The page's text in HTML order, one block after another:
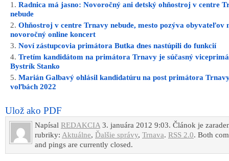
Radnica má jasno: Novoročný ani detský ohňostroj v centre
nebude
Ohňostroj v centre Trnavy nebude, mesto pozýva obyvateľov
novoročný online koncert
Noví zástupcovia primátora Butka dnes nastúpili do funkcií
Tretím kandidátom na primátora Trnavy je súčasný
Bystrík Stanko
Marián Galbavý ohlásil kandidatúru na post primátora
voľbách 2022
Ulož ako PDF
Napísal REDAKCIA3. januára 2012 9:03. Článok je
rubriky: Aktuálne, Ďalšie správy, Trnava. RSS 2.0. Both
and pings are currently closed.